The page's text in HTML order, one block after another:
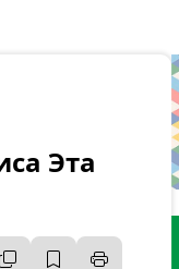
Эта